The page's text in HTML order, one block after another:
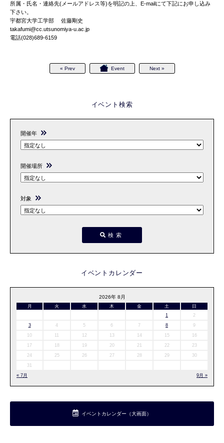
所属・氏名・連絡先(メールアドレス等)を明記の上、E-mailにて下記にお申し込み
下さい。
宇都宮大学工学部 佐藤剛史
takafumi@cc.utsunomiya-u.ac.jp
電話(028)689-6159
« Prev Event Next »
イベント検索
開催年
開催場所
対象
検索
イベントカレンダー
2026年 8月
月 火 水 木 金 土
日
1
2
3
4 5 6 7 8
9
10
12 13 14 15
16
17
18 19 20 21 22
23
24
25 26 27 28 29
30
31
« 7月
9月 »
イベントカレンダー（大画面）